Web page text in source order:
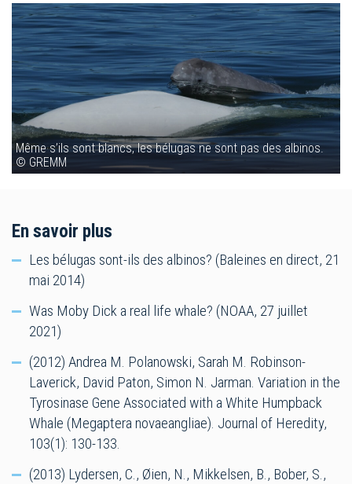
Même s’ils sont blancs, les bélugas ne sont pas des albinos.
© GREMM
En savoir plus
Les bélugas sont-ils des albinos? (Baleines en direct, 21
mai 2014)
Was Moby Dick a real life whale? (NOAA, 27 juillet
2021)
(2012) Andrea M. Polanowski, Sarah M. Robinson-
Laverick, David Paton, Simon N. Jarman. Variation in the
Tyrosinase Gene Associated with a White Humpback
Whale (Megaptera novaeangliae). Journal of Heredity,
103(1): 130-133.
(2013) Lydersen, C., Øien, N., Mikkelsen, B., Bober, S.,